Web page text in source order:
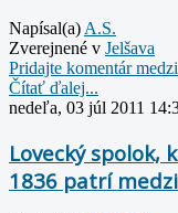
Napísal(a) A.S.
Zverejnené v Jelšava
Pridajte komentár
Čítať ďalej...
nedeľa, 03 júl 2011
Lovecký spolok,
1836 patrí